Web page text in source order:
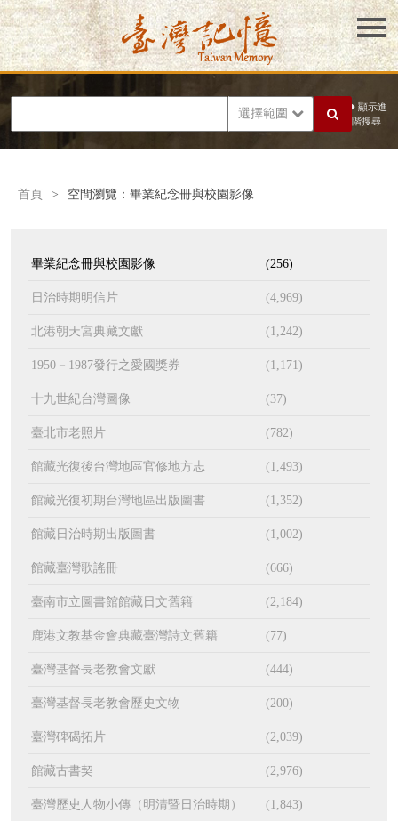
選擇範圍
顯示進
階搜尋
首頁 > 空間瀏覽：畢業紀念冊與校園影像
畢業紀念冊與校園影像 (256)
日治時期明信片 (4,969)
北港朝天宮典藏文獻 (1,242)
1950－1987發行之愛國獎券 (1,171)
十九世紀台灣圖像 (37)
臺北市老照片 (782)
館藏光復後台灣地區官修地方志 (1,493)
館藏光復初期台灣地區出版圖書 (1,352)
館藏日治時期出版圖書 (1,002)
館藏臺灣歌謠冊 (666)
臺南市立圖書館館藏日文舊籍 (2,184)
鹿港文教基金會典藏臺灣詩文舊籍 (77)
臺灣基督長老教會文獻 (444)
臺灣基督長老教會歷史文物 (200)
臺灣碑碣拓片 (2,039)
館藏古書契 (2,976)
臺灣歷史人物小傳（明清暨日治時期） (1,843)